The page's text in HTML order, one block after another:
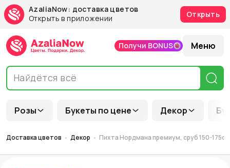
AzaliaNow: доставка цветов
Открыть в приложении
Открыть
Розы Букеты по цене Декор
Получи BONUS Меню
Доставка цветов Декор Пихта Нордмана премиум, сруб 150-175см